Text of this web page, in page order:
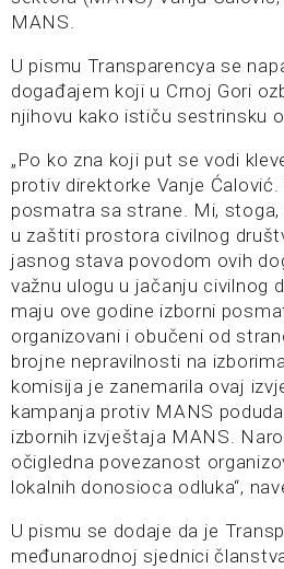
MANS.
U pismu Transparencya se
događajem koji u Crnoj Gori
njihovu kako ističu sestrinsku
„Po ko zna koji put se vodi
protiv direktorke Vanje
posmatra sa strane. Mi,
u zaštiti prostora civilnog
jasnog stava povodom ovih
važnu ulogu u jačanju civilnog
maju ove godine izborni
organizovani i obučeni od
brojne nepravilnosti na
komisija je zanemarila ovaj
kampanja protiv MANS
izbornih izvještaja MANS.
očigledna povezanost
lokalnih donosioca odluka“,
U pismu se dodaje da je
međunarodnoj sjednici